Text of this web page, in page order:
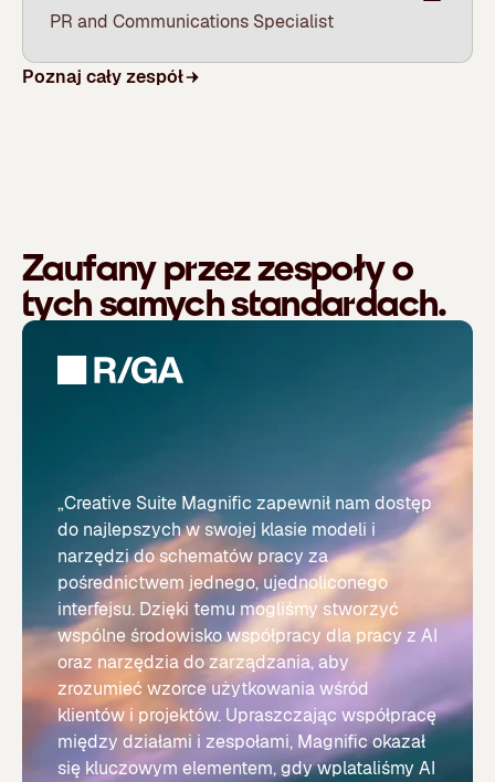
PR and Communications Specialist
Poznaj cały zespół
Zaufany przez zespoły o
tych samych standardach.
„Creative Suite Magnific zapewnił nam dostęp
do najlepszych w swojej klasie modeli i
narzędzi do schematów pracy za
pośrednictwem jednego, ujednoliconego
interfejsu. Dzięki temu mogliśmy stworzyć
wspólne środowisko współpracy dla pracy z AI
oraz narzędzia do zarządzania, aby
zrozumieć wzorce użytkowania wśród
klientów i projektów. Upraszczając współpracę
między działami i zespołami, Magnific okazał
się kluczowym elementem, gdy wplataliśmy AI